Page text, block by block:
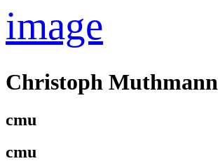
image
Christoph Muthmann
cmu
cmu